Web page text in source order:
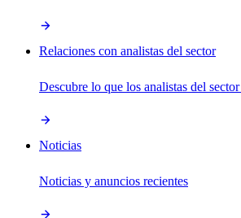
Relaciones con analistas del sector
Descubre lo que los analistas del
Noticias
Noticias y anuncios recientes